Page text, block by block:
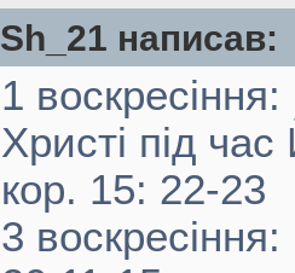
Sh_21 написав:
1
Христі під
кор. 15: 22-23
3